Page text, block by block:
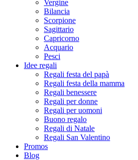
Vergine
Bilancia
Scorpione
Sagittario
Capricorno
Acquario
Pesci
Idee regali
Regali festa del papà
Regali festa della mamma
Regali benessere
Regali per donne
Regali per uomoni
Buono regalo
Regali di Natale
Regali San Valentino
Promos
Blog